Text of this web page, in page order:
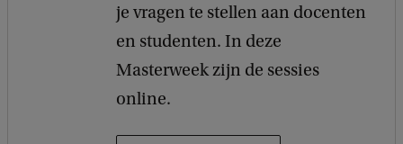
je vragen te stellen aan docenten
en studenten. In deze
Masterweek zijn de sessies
online.